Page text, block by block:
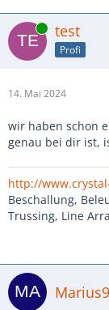
Online test
Profi
14. Mai 2024
wir haben schon
genau bei dir ist,
http://
Beschallung,
Trussing, Line